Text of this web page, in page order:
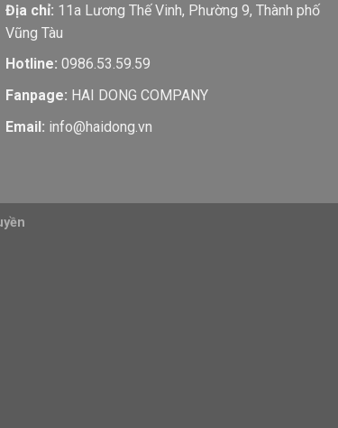
Địa chỉ: 11a Lương Thế Vinh, Phường 9, Thành phố
Vũng Tàu
Hotline: 0986.53.59.59
Fanpage: HAI DONG COMPANY
Email: info@haidong.vn